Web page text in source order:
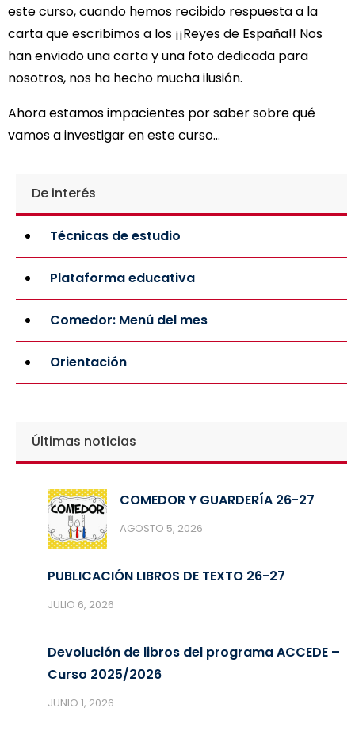
este curso, cuando hemos recibido respuesta a la
carta que escribimos a los ¡¡Reyes de España!! Nos
han enviado una carta y una foto dedicada para
nosotros, nos ha hecho mucha ilusión.
Ahora estamos impacientes por saber sobre qué
vamos a investigar en este curso…
De interés
Técnicas de estudio
Plataforma educativa
Comedor: Menú del mes
Orientación
Últimas noticias
COMEDOR Y GUARDERÍA 26-27
AGOSTO 5, 2026
PUBLICACIÓN LIBROS DE TEXTO 26-27
JULIO 6, 2026
Devolución de libros del programa ACCEDE –
Curso 2025/2026
JUNIO 1, 2026